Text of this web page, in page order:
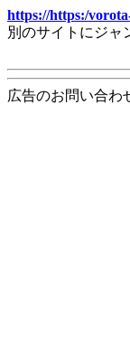
https://https:/
別のサイトにジャ
広告のお問い合わ